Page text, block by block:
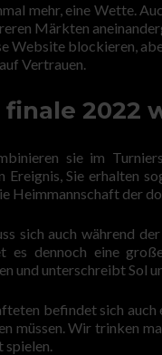
mehr, eine Wette.
Märkten
Website blockieren,
Vertrauen.
finale 2022
sie im
Ereignis, Sie erhalten
Heimmannschaft der
sich auch während
es dennoch eine
und unterschreibt Sol
befindet sich auch
müssen. Wir trinken
spielen.